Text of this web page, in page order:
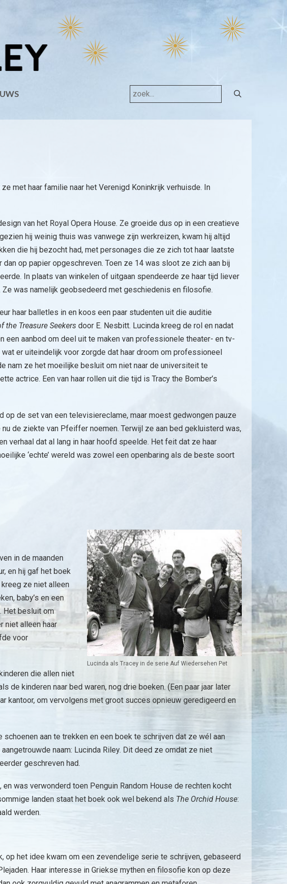
Search
for:
met haar familie naar het Verenigd Koninkrijk verhuisde. In
van het Royal Opera House. Ze groeide dus op in een creatieve
hij weinig thuis was vanwege zijn werkreizen, kwam hij altijd
die hij bezocht had, met personages die ze zich tot haar laatste
op papier opgeschreven. Toen ze 14 was sloot ze zich aan bij
In plaats van winkelen of uitgaan spendeerde ze haar tijd liever
Ze was namelijk geobsedeerd met geschiedenis en filosofie.
haar balletles in en koos een paar studenten uit die auditie
the Treasure Seekers door E. Nesbitt. Lucinda kreeg de rol en nadat
aanbod om deel uit te maken van professionele theater- en tv-
er uiteindelijk voor zorgde dat haar droom om professioneel
nam ze het moeilijke besluit om niet naar de universiteit te
actrice. Een van haar rollen uit die tijd is Tracy the Bomber’s
op de set van een televisiereclame, maar moest gedwongen pauze
de ziekte van Pfeiffer noemen. Terwijl ze aan bed gekluisterd was,
verhaal dat al lang in haar hoofd speelde. Het feit dat ze haar
‘echte’ wereld was zowel een openbaring als de beste soort
Lucinda als Tracey in de serie Auf Wiedersehen Pet
in de maanden
en hij gaf het boek
kreeg ze niet alleen
baby’s en een
Het besluit om
niet alleen haar
voor
die allen niet
de kinderen naar bed waren, nog drie boeken. (Een paar jaar later
kantoor, om vervolgens met groot succes opnieuw geredigeerd en
aan te trekken en een boek te schrijven dat ze wél aan
naam: Lucinda Riley. Dit deed ze omdat ze niet
geschreven had.
was verwonderd toen Penguin Random House de rechten kocht
landen staat het boek ook wel bekend als The Orchid House:
werden.
op het idee kwam om een zevendelige serie te schrijven, gebaseerd
Haar interesse in Griekse mythen en filosofie kon op deze